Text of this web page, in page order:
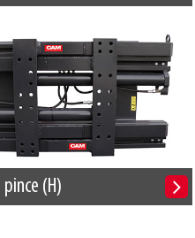
(H)